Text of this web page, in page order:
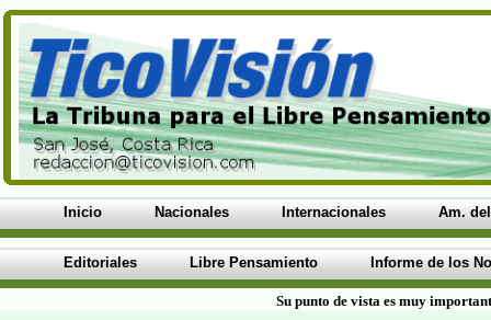
Inicio Nacionales Internacionales Am.
Editoriales Libre Pensamiento Informe de los
Su punto de vista es muy